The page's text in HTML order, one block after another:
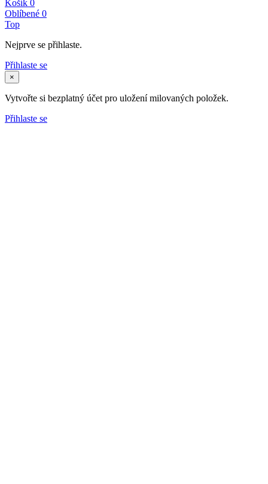
Košík 0
Oblíbené 0
Top
Nejprve se přihlaste.
Přihlaste se
×
Vytvořte si bezplatný účet pro uložení milovaných položek.
Přihlaste se